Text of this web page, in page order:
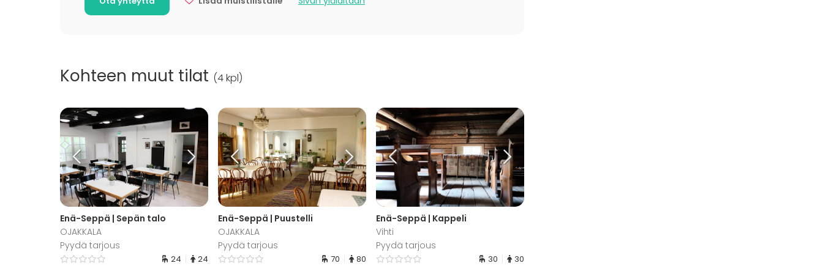
luontotunnisteohjelmasta solmujen opetteluun ja leikkimielisiin Sepän mestaruuskisoihin.
Kohteen muut tilat (4 kpl)
Enä-Seppä | Sepän talo
OJAKKALA
Pyydä tarjous
24 24
Enä-Seppä | Puustelli
OJAKKALA
Pyydä tarjous
70 80
Enä-Seppä | Kappeli
Vihti
Pyydä tarjous
30 30